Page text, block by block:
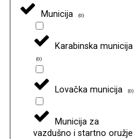
Municija (0)
Karabinska municija
(0)
Lovačka municija (0)
Municija za
vazdušno i startno oružje